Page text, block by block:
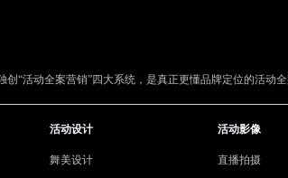
“活动全案营销”四大系统，是真正更懂品牌定位的活动全
活动设计
舞美设计
活动影像
直播拍摄